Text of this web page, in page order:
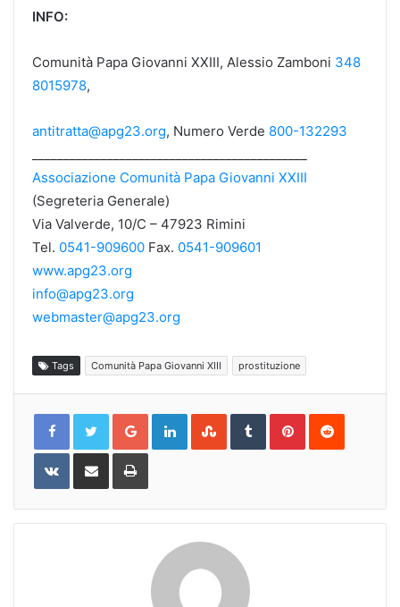
INFO:
Comunità Papa Giovanni XXIII, Alessio Zamboni 348
8015978,
antitratta@apg23.org, Numero Verde 800-132293
Associazione Comunità Papa Giovanni XXIII
(Segreteria Generale)
Via Valverde, 10/C – 47923 Rimini
Tel. 0541-909600 Fax. 0541-909601
www.apg23.org
info@apg23.org
webmaster@apg23.org
Tags Comunità Papa Giovanni XIII prostituzione
Google+LinkedInStumbleUpon
TumblrPinterestReddit
VKontakteShare
Email
Print